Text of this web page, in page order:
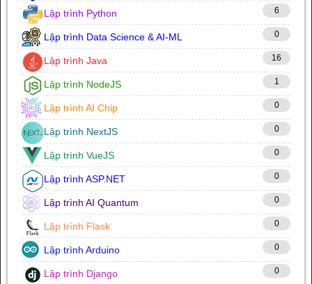
Lập trình Python 6
Lập trình Data Science & AI-ML 0
Lập trình Java 16
Lập trình NodeJS 1
Lập trình AI Chip 0
Lập trình NextJS 0
Lập trình VueJS 0
Lập trình ASP.NET 0
Lập trình AI Quantum 0
Lập trình Flask 0
Lập trình Arduino 0
Lập trình Django 0